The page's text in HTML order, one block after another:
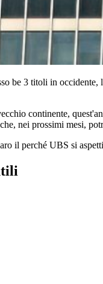
be 3 titoli in occidente,
continente,
nei prossimi mesi,
il perché UBS si